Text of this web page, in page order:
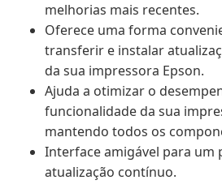
melhorias mais recentes.
Oferece uma forma
transferir e instalar
da sua impressora Epson.
Ajuda a otimizar o
funcionalidade da sua
mantendo todos os
Interface amigável para um
atualização contínuo.